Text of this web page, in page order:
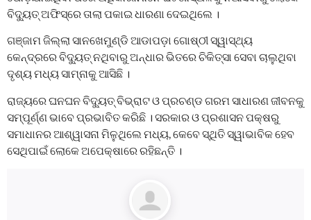
ବିଦ୍ୟୁତ୍ ଅଫିସ୍‌ରେ ତାଲା ପକାଇ ଧାରଣା ଦେଇଥିଲେ ।
ଗଞ୍ଜାମ ଜିଲ୍ଲା ସାନଖେମୁଣ୍ଡି ଆଡାପଡ଼ା ଗୋଷ୍ଠୀ ସ୍ୱାସ୍ଥ୍ୟ
କେନ୍ଦ୍ରରେ ବିଦ୍ୟୁତ୍ ନଥିବାରୁ ଅନ୍ଧାର ଭିତରେ ଚିକିତ୍ସା ସେବା ଚାଲୁଥିବା
ଦୃଶ୍ୟ ମଧ୍ୟ ସାମ୍ନାକୁ ଆସିଛି ।
ରାଜ୍ୟରେ ଘନଘନ ବିଦ୍ୟୁତ୍ ବିଭ୍ରାଟ ଓ ପ୍ରଚଣ୍ଡ ଗରମ ସାଧାରଣ ଜୀବନକୁ
ସମ୍ପୂର୍ଣ୍ଣ ଭାବେ ପ୍ରଭାବିତ କରିଛି । ସରକାର ଓ ପ୍ରଶାସନ ପକ୍ଷରୁ
ସମାଧାନର ଆଶ୍ୱାସନା ମିଳୁଥିଲେ ମଧ୍ୟ, କେବେ ସ୍ଥିତି ସ୍ୱାଭାବିକ ହେବ
ସେଥିପାଇଁ ଲୋକେ ଅପେକ୍ଷାରେ ରହିଛନ୍ତି ।